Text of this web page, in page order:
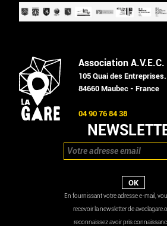
Association
105 Quai des
84660 Maubec - France
04 90 76 84 38
En fournissant votre adresse e-mail,
recevoir la newsletter de
reconnaissez avoir pris